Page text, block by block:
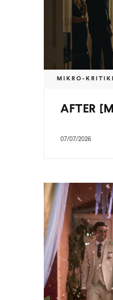
MIKRO-
AFTER
07/07/2026